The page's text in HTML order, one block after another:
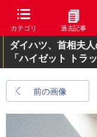
カテゴリ 過去記事
ダイハツ、首相夫
「ハイゼット トラ
前の画像